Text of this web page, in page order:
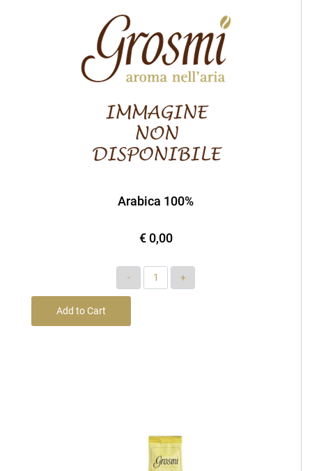
Arabica 100%
€ 0,00
Quantity
Add to Cart